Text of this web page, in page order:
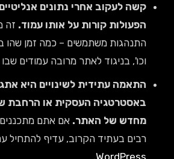
לעקוב אחרי נתונים אנליטיים
קורות על אותו עמוד.זה מקשה
משתמשים – כמה זמן שהו בסקשן
בניגוד לאתר מרובה עמודים שבו
עתידית לשינויים היא אתגר: כל
העסקית או הרחבת שירותים
של האתר. אם אתם מתכננים להוסיף
בעתיד הקרוב, עדיף להתחיל עם
.